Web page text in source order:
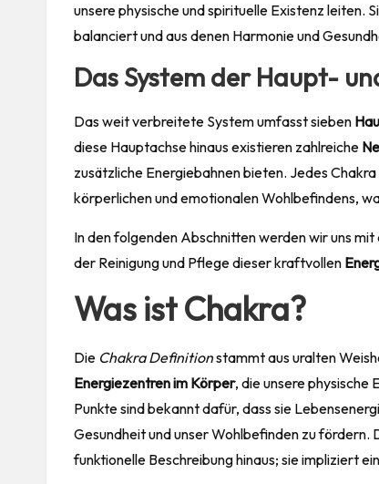
unsere physische und spirituelle Existenz leiten.
balanciert und aus denen Harmonie und
Das System der Haupt-
Das weit verbreitete System umfasst sieben
diese Hauptachse hinaus existieren zahlreiche
zusätzliche Energiebahnen bieten. Jedes
körperlichen und emotionalen Wohlbefindens,
In den folgenden Abschnitten werden wir uns
der Reinigung und Pflege dieser kraftvollen
Was ist Chakra?
Die Chakra Definitionstammt aus uralten
Energiezentren im Körper, die unsere physische
Punkte sind bekannt dafür, dass sie
Gesundheit und unser Wohlbefinden zu fördern.
funktionelle Beschreibung hinaus; sie impliziert